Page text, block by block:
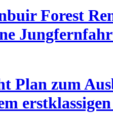
Forest
Plan zum